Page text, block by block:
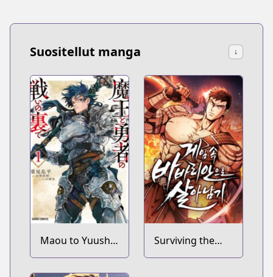
Suositellut manga ↓
Maou to Yuusha
no Tatakai no
Ura de
Surviving the
Game as a